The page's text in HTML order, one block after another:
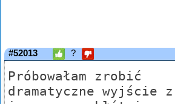
#52013 ?
Próbowałam zrobić
dramatyczne wyjście z